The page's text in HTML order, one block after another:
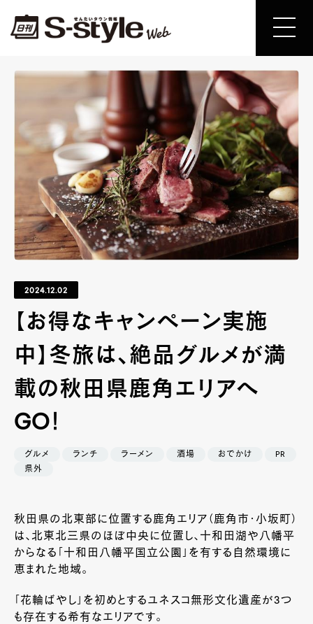
2024.12.02
【お得なキャンペーン実施
中】冬旅は、絶品グルメが満
載の秋田県鹿角エリアへ
GO！
グルメ ランチ ラーメン 酒場 おでかけ
PR
県外
秋田県の北東部に位置する鹿角エリア（鹿角市・小坂町）
は、北東北三県のほぼ中央に位置し、十和田湖や八幡平
からなる「十和田八幡平国立公園」を有する自然環境に
恵まれた地域。
「花輪ばやし」を初めとするユネスコ無形文化遺産が3つ
も存在する希有なエリアです。